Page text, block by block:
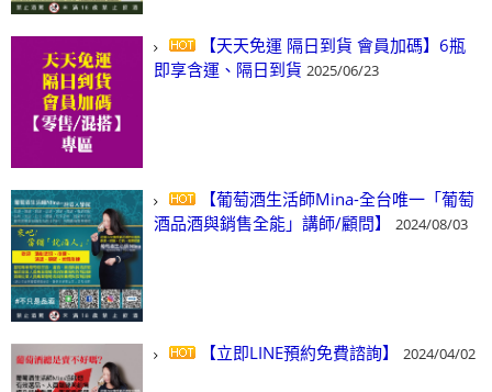
【天天免運 隔日到貨 會員加碼】6瓶
即享含運、隔日到貨 2025/06/23
【葡萄酒生活師Mina-全台唯一「葡萄
酒品酒與銷售全能」講師/顧問】
2024/08/03
【立即LINE預約免費諮詢】 2024/04/02